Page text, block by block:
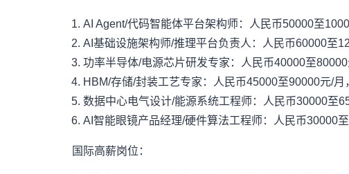
AI Agent/代码智能体平台架构师：人民币50000至
AI基础设施架构师/推理平台负责人：人民币60000至
功率半导体/电源芯片研发专家：人民币40000至
HBM/存储/封装工艺专家：人民币45000至90000元/月
数据中心电气设计/能源系统工程师：人民币30000至
AI智能眼镜产品经理/硬件算法工程师：人民币30000
国际高薪岗位：